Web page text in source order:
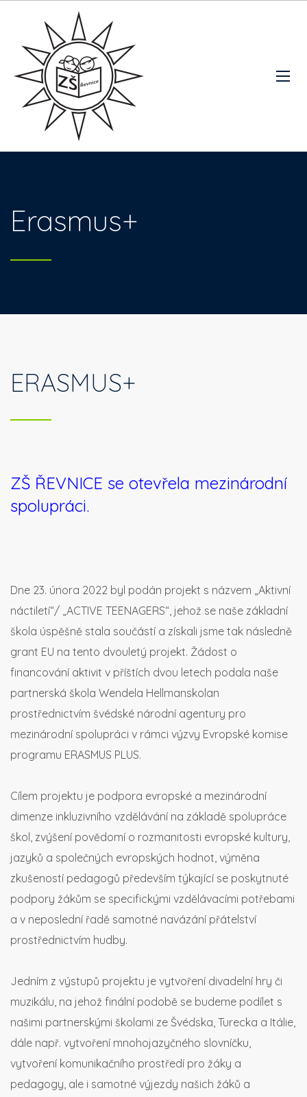
Erasmus+
ERASMUS+
ZŠ ŘEVNICE se otevřela mezinárodní
spolupráci.
Dne 23. února 2022 byl podán projekt s názvem „Aktivní
náctiletí“/ „ACTIVE TEENAGERS“, jehož se naše základní
škola úspěšně stala součástí a získali jsme tak následně
grant EU na tento dvouletý projekt. Žádost o
financování aktivit v příštích dvou letech podala naše
partnerská škola Wendela Hellmanskolan
prostřednictvím švédské národní agentury pro
mezinárodní spolupráci v rámci výzvy Evropské komise
programu ERASMUS PLUS.
Cílem projektu je podpora evropské a mezinárodní
dimenze inkluzivního vzdělávání na základě spolupráce
škol, zvýšení povědomí o rozmanitosti evropské kultury,
jazyků a společných evropských hodnot, výměna
zkušeností pedagogů především týkající se poskytnuté
podpory žákům se specifickými vzdělávacími potřebami
a v neposlední řadě samotné navázání přátelství
prostřednictvím hudby.
Jedním z výstupů projektu je vytvoření divadelní hry či
muzikálu, na jehož finální podobě se budeme podílet s
našimi partnerskými školami ze Švédska, Turecka a Itálie,
dále např. vytvoření mnohojazyčného slovníčku,
vytvoření komunikačního prostředí pro žáky a
pedagogy, ale i samotné výjezdy našich žáků a